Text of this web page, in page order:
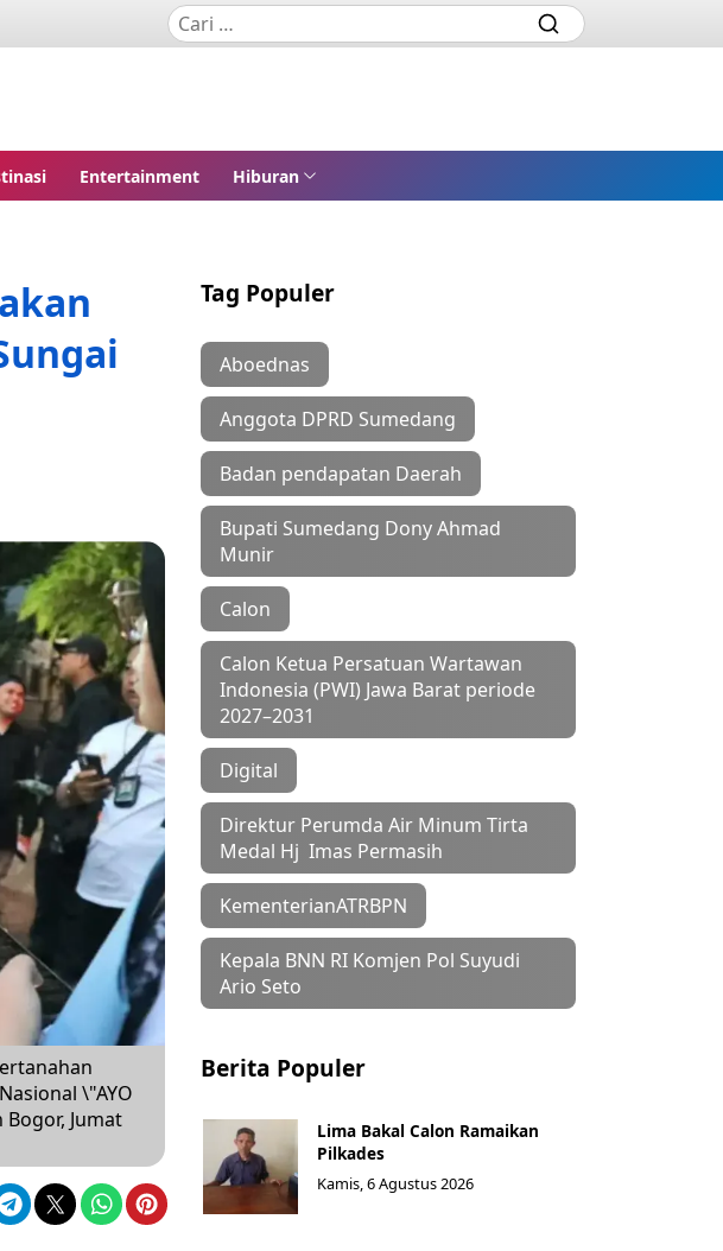
Entertainment Hiburan
\"AYO
Jumat
Tag Populer
Aboednas
Anggota DPRD Sumedang
Badan pendapatan Daerah
Bupati Sumedang Dony Ahmad
Munir
Calon
Calon Ketua Persatuan Wartawan
Indonesia (PWI) Jawa Barat periode
2027–2031
Digital
Direktur Perumda Air Minum Tirta
Medal Hj Imas Permasih
KementerianATRBPN
Kepala BNN RI Komjen Pol Suyudi
Ario Seto
Berita Populer
Lima Bakal Calon Ramaikan
Pilkades
Kamis, 6 Agustus 2026